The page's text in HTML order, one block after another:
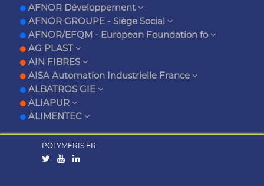
AFNOR Développement
AFNOR GROUPE - Siège Social
AFNOR/EFQM - European Foundation fo
AG PLAST
AIN FIBRES
AISA Automation Industrielle France
ALBATROS GIE
ALIAPUR
ALIMENTEC
POLYMERIS.FR